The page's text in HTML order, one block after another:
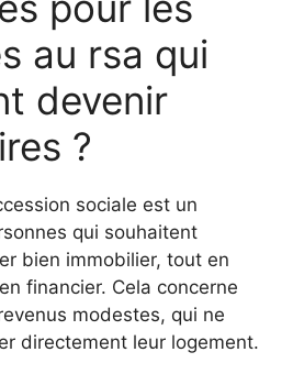
au rsa qui
devenir
?
sociale est un
qui souhaitent
bien immobilier, tout en
financier. Cela concerne
modestes, qui ne
directement leur logement.